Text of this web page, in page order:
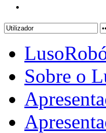
Sobre o